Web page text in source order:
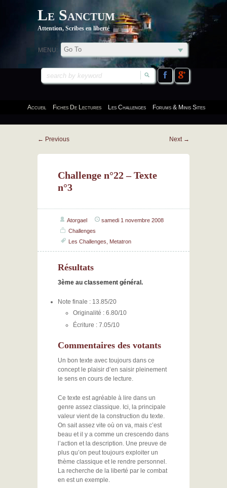
Le Sanctum
Attention, Scribes en liberté
MENU:
Accueil Fiches De Lectures Les Challenges Forums & Minis Sites
← Previous Next →
Challenge n°22 – Texte
n°3
Atorgael
samedi 1 novembre 2008
Challenges
Les Challenges
Metatron
Résultats
3ème au classement général.
Note finale : 13.85/20
Originalité : 6.80/10
Écriture : 7.05/10
Commentaires des votants
Un bon texte avec toujours dans ce
concept le plaisir d’en saisir pleinement
le sens en cours de lecture.
Ce texte est agréable à lire dans un
genre assez classique. Ici, la principale
valeur vient de la construction du texte.
On sait assez vite où on va, mais c’est
beau et il y a comme un crescendo dans
l’action et la description. Une preuve de
plus qu’on peut toujours exploiter un
thème classique et le rendre personnel.
La recherche de la liberté par le combat
en est un exemple.